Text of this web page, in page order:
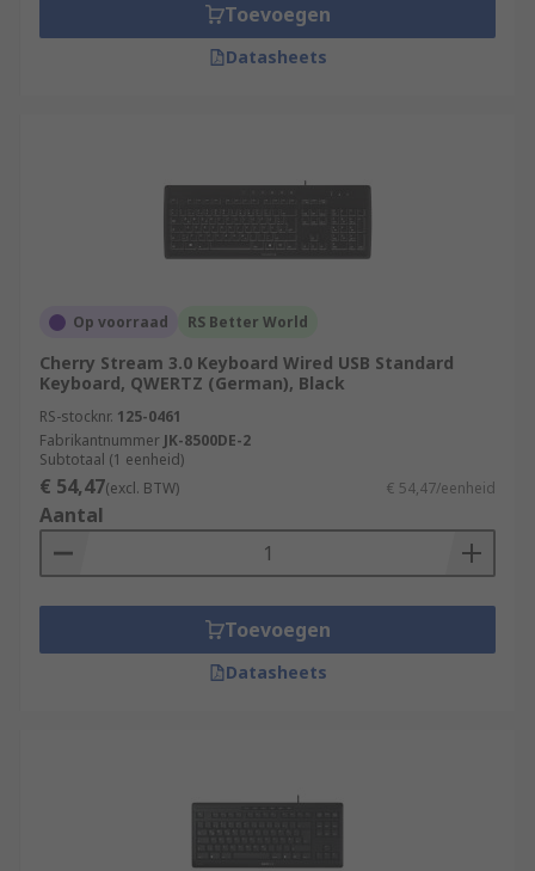
Toevoegen
Datasheets
Op voorraad RS Better World
Cherry Stream 3.0 Keyboard Wired USB Standard
Keyboard, QWERTZ (German), Black
RS-stocknr. 125-0461
Fabrikantnummer JK-8500DE-2
Subtotaal (1 eenheid)
€ 54,47(excl. BTW) € 54,47/eenheid
Aantal
Toevoegen
Datasheets